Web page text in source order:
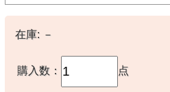
【素材】
○布帛側：PERTEX Quantum Air
【生産国】
在庫: －
購入数： 点